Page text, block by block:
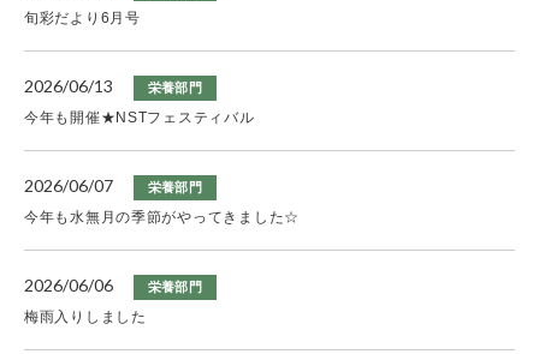
旬彩だより6月号
2026/06/13 栄養部門
今年も開催★NSTフェスティバル
2026/06/07 栄養部門
今年も水無月の季節がやってきました☆
2026/06/06 栄養部門
梅雨入りしました